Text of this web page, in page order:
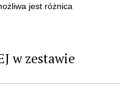
jest różnica
w zestawie